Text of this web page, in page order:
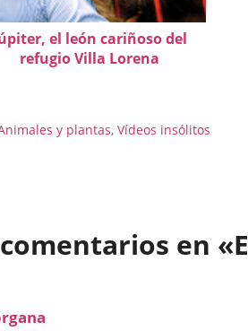
el león cariñoso del
refugio Villa Lorena
y plantas, Vídeos insólitos
en